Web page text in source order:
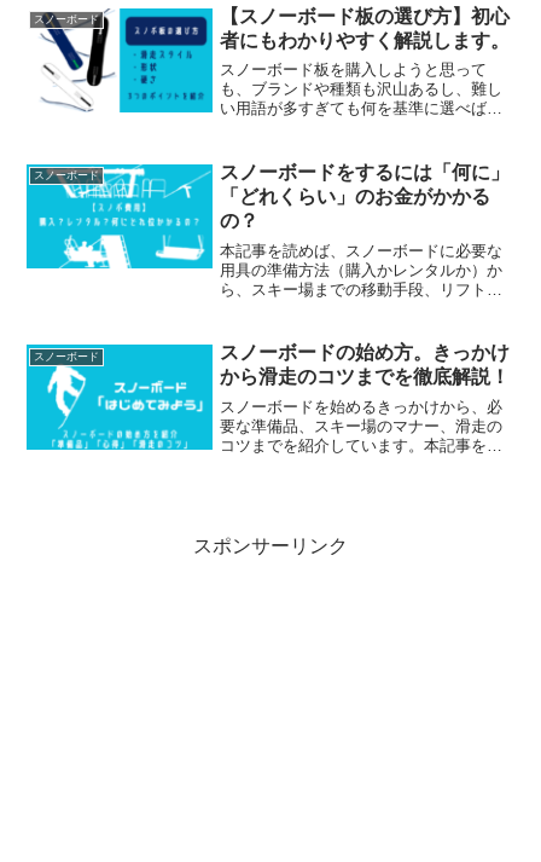
スノーボード
【スノーボード板の選び方】初心
者にもわかりやすく解説します。
スノーボード板を購入しようと思って
も、ブランドや種類も沢山あるし、難し
い用語が多すぎても何を基準に選べば良
形状」「板の硬さ」この3つのポイントを
知っておくことであなたに適した板を選
ぶことができます。
スノーボード
スノーボードをするには「何に」
「どれくらい」のお金がかかる
の？
本記事を読めば、スノーボードに必要な
用具の準備方法（購入かレンタルか）か
ら、スキー場までの移動手段、リフト券
りますので、ぜひ最後までご覧下さい。
スノーボード
スノーボードの始め方。きっかけ
から滑走のコツまでを徹底解説！
スノーボードを始めるきっかけから、必
要な準備品、スキー場のマナー、滑走の
コツまでを紹介しています。本記事を読
スポンサーリンク